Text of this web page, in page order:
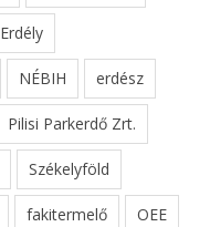
Erdély
NÉBIH erdész
Pilisi Parkerdő Zrt.
Székelyföld
fakitermelő OEE